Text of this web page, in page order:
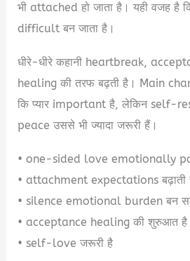
भी attached हो जाता है। यही वजह है
difficult बन जाता है।
धीरे-धीरे कहानी heartbreak,
healing की तरफ बढ़ती है। Main
कि प्यार important है, लेकिन self-
peace उससे भी ज्यादा जरूरी हैं।
• one-sided love emotionally
• attachment expectations बढ़ाती
• silence emotional burden बन
• acceptance healing की शुरुआत है
• self-love जरूरी है